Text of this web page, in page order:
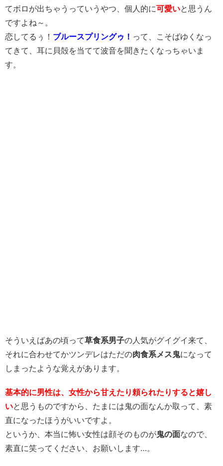
てボロが出ちゃうっていうやつ、個人的に可愛いと思うん
ですよね～。
恋してるぅ！ ブルースプリングゥ！ って、こそばゆくなっ
てきて、耳に貝殻を当てて波音を聞きたくなっちゃいま
す。
そういえばあの頃って草食系男子の人気がグイグイ来て、
それに合わせてかツンデレはただの肉食系メス鬼になって
しまったような覚えがあります。
基本的に男性は、女性から甘えたり頼られたりすると嬉し
いと思うものですから、たまには鬼の面なんか取って、素
直になったほうがいいですよ。
というか、本当に怖い女性は顔そのものが鬼の面なので、
素直に笑ってください、お願いします…。